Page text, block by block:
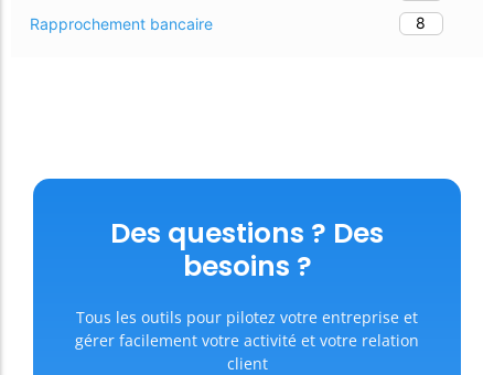
Rapprochement bancaire
8
Des questions ? Des
besoins ?
Tous les outils pour pilotez votre entreprise et
gérer facilement votre activité et votre relation
client